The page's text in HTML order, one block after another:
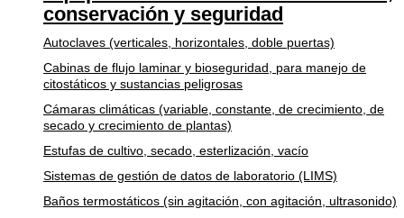
conservación y seguridad
Autoclaves (verticales, horizontales, doble puertas)
Cabinas de flujo laminar y bioseguridad, para manejo de
citostáticos y sustancias peligrosas
Cámaras climáticas (variable, constante, de crecimiento, de
secado y crecimiento de plantas)
Estufas de cultivo, secado, esterlización, vacío
Sistemas de gestión de datos de laboratorio (LIMS)
Baños termostáticos (sin agitación, con agitación, ultrasonido)